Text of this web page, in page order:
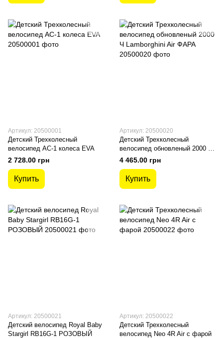
Артикул: 20500001
Детский Трехколесный
велосипед AC-1 колеса EVA
2 728.00 грн
Купить
Артикул: 20500020
Детский Трехколесный
велосипед обновленый 2000 Ч
Lamborghini Air ФАРА
4 465.00 грн
Купить
Артикул: 20500021
Детский велосипед Royal Baby
Stargirl RB16G-1 РОЗОВЫЙ
Артикул: 20500022
Детский Трехколесный
велосипед Neo 4R Air с фарой